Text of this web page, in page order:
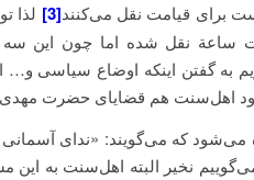
برای قیامت نقل می‌کنند[3]
لذا
ساعة نقل شده اما چون این سه
به گفتن اینکه اوضاع سیاسی و…
اهل‌سنت هم قضایای حضرت مهدی
می‌شود که می‌گویند: «ندای
نخیر البته اهل‌سنت به این